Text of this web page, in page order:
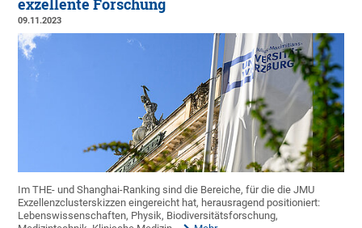
exzellente Forschung
09.11.2023
Im THE- und Shanghai-Ranking sind die Bereiche, für die die JMU
Exzellenzclusterskizzen eingereicht hat, herausragend positioniert:
Lebenswissenschaften, Physik, Biodiversitätsforschung,